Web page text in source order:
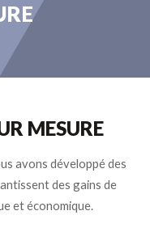
MESURE
avons développé des
des gains de
et économique.